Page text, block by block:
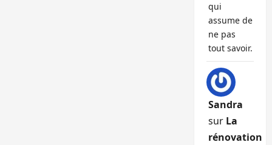
qui
assume de
ne pas
tout savoir.
Sandra
sur La
rénovation